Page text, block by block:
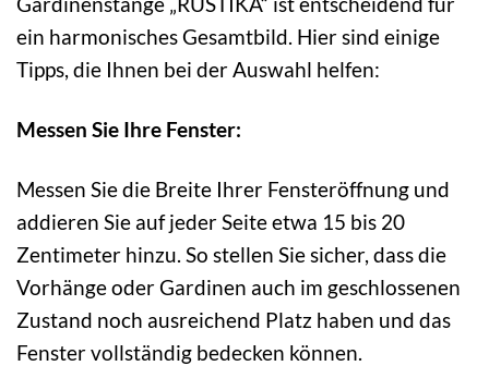
ein harmonisches Gesamtbild. Hier sind einige
Tipps, die Ihnen bei der Auswahl helfen:
Messen Sie Ihre Fenster:
Messen Sie die Breite Ihrer Fensteröffnung und
addieren Sie auf jeder Seite etwa 15 bis 20
Zentimeter hinzu. So stellen Sie sicher, dass die
Vorhänge oder Gardinen auch im geschlossenen
Zustand noch ausreichend Platz haben und das
Fenster vollständig bedecken können.